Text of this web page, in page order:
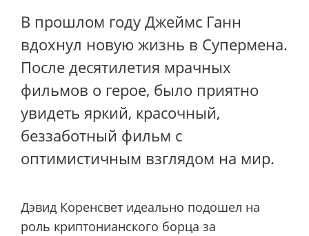
В прошлом году Джеймс Ганн
вдохнул новую жизнь в Супермена.
После десятилетия мрачных
фильмов о герое, было приятно
увидеть яркий, красочный,
беззаботный фильм с
оптимистичным взглядом на мир.
Дэвид Коренсвет идеально подошел на
роль криптонианского борца за